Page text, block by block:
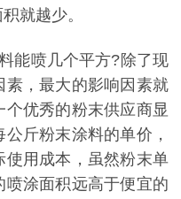
就越少。
能喷几个平方?除了现
，最大的影响因素就
优秀的粉末供应商显
斤粉末涂料的单价，
使用成本，虽然粉末单
涂面积远高于便宜的